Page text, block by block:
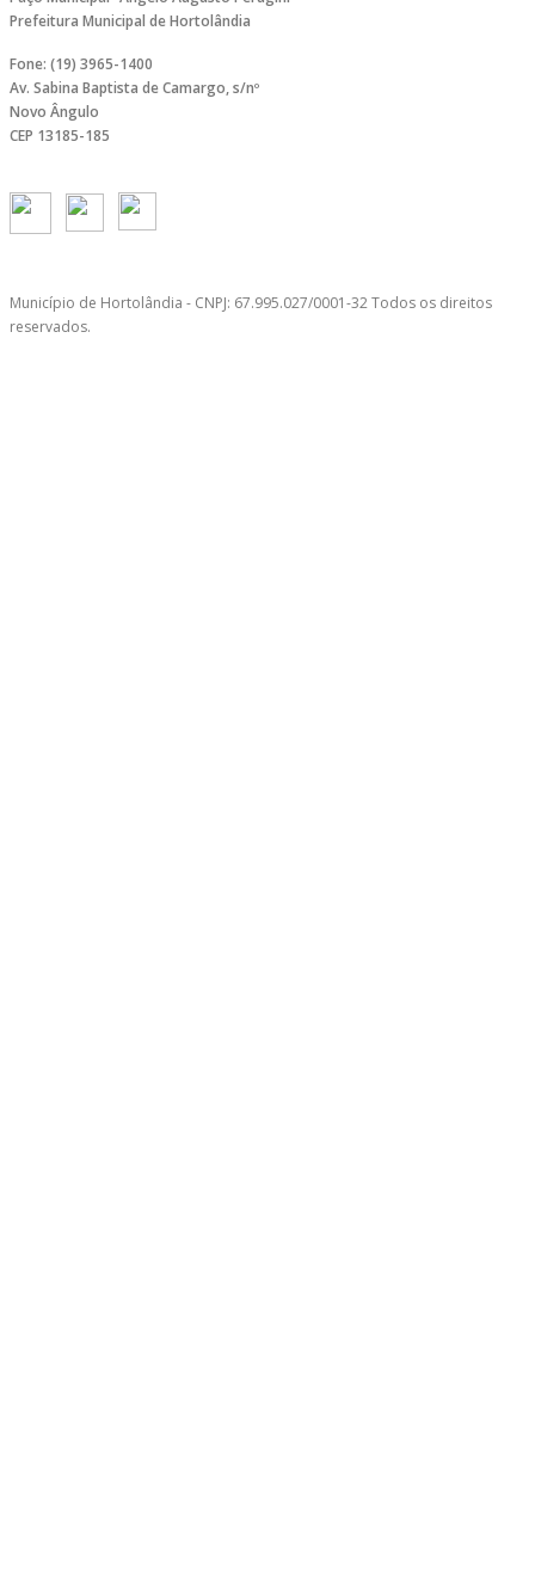
Prefeitura Municipal de Hortolândia
Fone: (19) 3965-1400
Av. Sabina Baptista de Camargo, s/nº
Novo Ângulo
CEP 13185-185
Município de Hortolândia - CNPJ: 67.995.027/0001-32 Todos os direitos
reservados.